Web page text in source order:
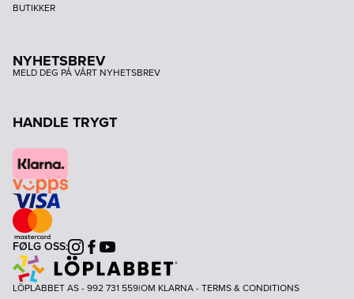
BUTIKKER
NYHETSBREV
MELD DEG PÅ VÅRT NYHETSBREV
HANDLE TRYGT
FØLG OSS:Instagram
Facebook
Youtube
LÖPLABBET AS - 992 731 559|OM KLARNA-TERMS & CONDITIONS